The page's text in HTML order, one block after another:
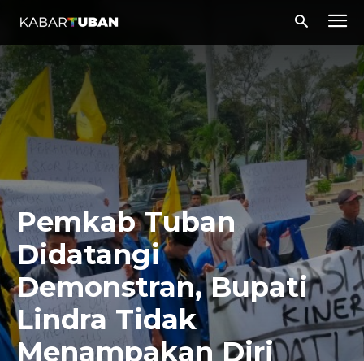
Pemkab Tuban
Didatangi
Demonstran, Bupati
Lindra Tidak
Menampakan Diri